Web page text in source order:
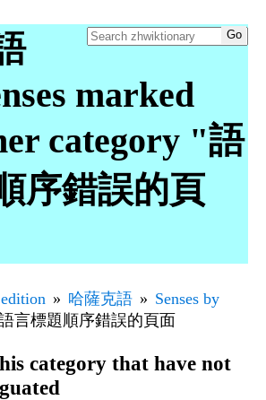
marked
category "語
序錯誤的頁
哈薩克語
Senses by
言標題順序錯誤的頁面
category that have not